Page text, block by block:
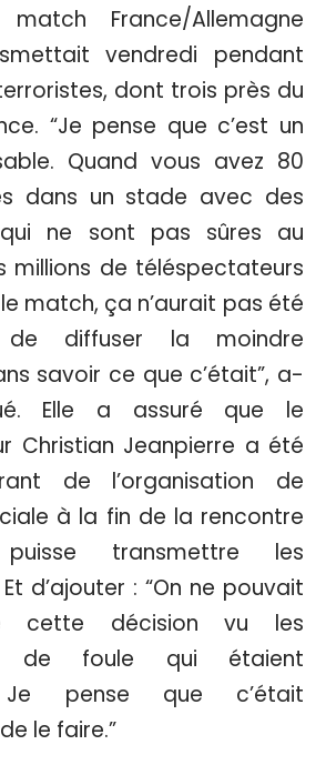
France/Allemagne
vendredi pendant
dont trois près du
“Je pense que c’est un
Quand vous avez 80
dans un stade avec des
ne sont pas sûres au
millions de téléspectateurs
match, ça n’aurait pas été
de diffuser la moindre
savoir ce que c’était”, a-
Elle a assuré que le
Christian Jeanpierre a été
de l’organisation de
à la fin de la rencontre
transmettre les
d’ajouter : “On ne pouvait
cette décision vu les
de foule qui étaient
Je pense que c’était
le faire.”